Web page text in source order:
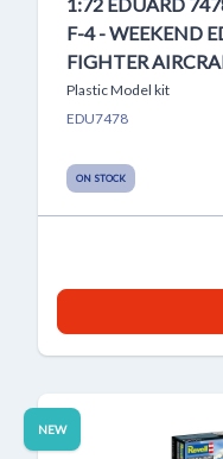
F-4 - WEEKEND
FIGHTER
Plastic Model kit
EDU7478
ON STOCK
NEW